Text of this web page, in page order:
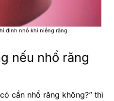
định nhổ khi niềng răng
nếu nhổ răng
cần nhổ răng không?” thì